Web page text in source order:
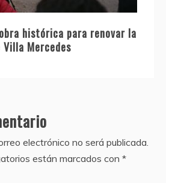
histórica para renovar la
Mercedes
electrónico no será publicada.
están marcados con *